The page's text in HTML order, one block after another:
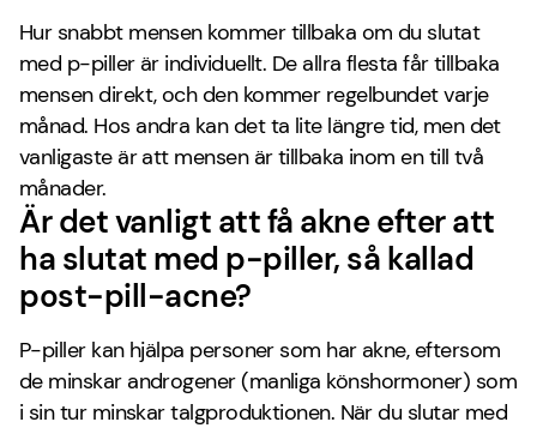
Hur snabbt mensen kommer tillbaka om du slutat
med p-piller är individuellt. De allra flesta får tillbaka
mensen direkt, och den kommer regelbundet varje
månad. Hos andra kan det ta lite längre tid, men det
vanligaste är att mensen är tillbaka inom en till två
månader.
Är det vanligt att få akne efter att
ha slutat med p-piller, så kallad
post-pill-acne?
P-piller kan hjälpa personer som har akne, eftersom
de minskar androgener (manliga könshormoner) som
i sin tur minskar talgproduktionen. När du slutar med